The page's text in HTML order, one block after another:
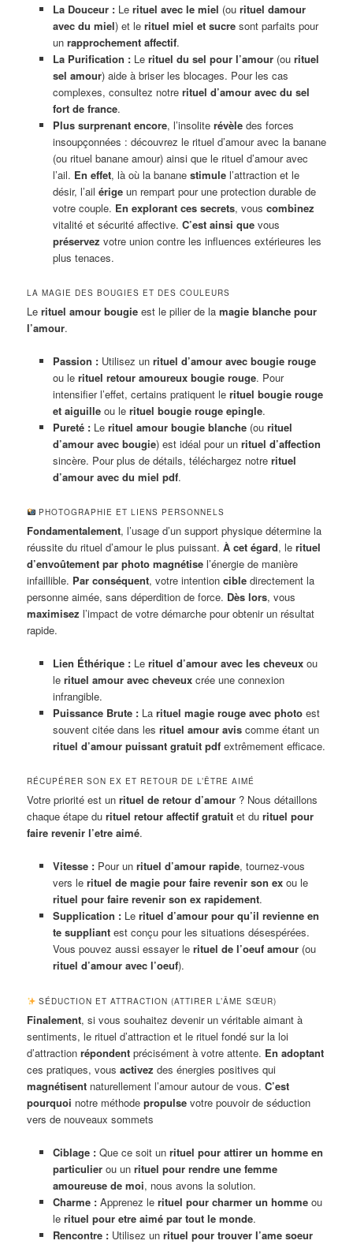
La Douceur :Le rituel avec le miel (ou rituel damour
avec du miel) et le rituel miel et sucresont parfaits pour
un rapprochement affectif.
La Purification :Le rituel du sel pour l’amour(ou rituel
sel amour) aide à briser les blocages. Pour les cas
complexes, consultez notre rituel d’amour avec du sel
fort de france.
Plus surprenant encore, l’insolite révèledes forces
insoupçonnées : découvrez le rituel d’amour avec la banane
(ou rituel banane amour) ainsi que le rituel d’amour avec
l’ail. En effet, là où la banane stimulel’attraction et le
désir, l’ail érigeun rempart pour une protection durable de
votre couple. En explorant ces secrets, vous combinez
vitalité et sécurité affective. C’est ainsi quevous
préservez votre union contre les influences extérieures les
plus tenaces.
LA MAGIE DES BOUGIES ET DES COULEURS
Lerituel amour bougie est le pilier de lamagie blanche pour
l’amour.
Passion :Utilisez un rituel d’amour avec bougie rouge
ou le rituel retour amoureux bougie rouge. Pour
intensifier l’effet, certains pratiquent le rituel bougie rouge
et aiguilleou le rituel bougie rouge epingle.
Pureté :Le rituel amour bougie blanche(ou rituel
d’amour avec bougie) est idéal pour un rituel d’affection
sincère. Pour plus de détails, téléchargez notre rituel
d’amour avec du miel pdf.
PHOTOGRAPHIE ET LIENS PERSONNELS
Fondamentalement, l’usage d’un support physique détermine la
réussite du rituel d’amour le plus puissant.À cet égard, lerituel
d’envoûtement par photo magnétise l’énergie de manière
infaillible. Par conséquent, votre intentioncible directement la
personne aimée, sans déperdition de force. Dès lors, vous
maximisez l’impact de votre démarche pour obtenir un résultat
rapide.
Lien Éthérique :Le rituel d’amour avec les cheveuxou
le rituel amour avec cheveuxcrée une connexion
infrangible.
Puissance Brute :La rituel magie rouge avec photoest
souvent citée dans les rituel amour aviscomme étant un
rituel d’amour puissant gratuit pdfextrêmement efficace.
RÉCUPÉRER SON EX ET RETOUR DE L’ÊTRE AIMÉ
Votre priorité est unrituel de retour d’amour ? Nous détaillons
chaque étape durituel retour affectif gratuit et durituel pour
faire revenir l’etre aimé.
Vitesse :Pour un rituel d’amour rapide, tournez-vous
vers le rituel de magie pour faire revenir son exou le
rituel pour faire revenir son ex rapidement.
Supplication :Le rituel d’amour pour qu’il revienne en
te suppliantest conçu pour les situations désespérées.
Vous pouvez aussi essayer le rituel de l’oeuf amour(ou
rituel d’amour avec l’oeuf).
SÉDUCTION ET ATTRACTION (ATTIRER L’ÂME SŒUR)
Finalement, si vous souhaitez devenir un véritable aimant à
sentiments, le rituel d’attraction et le rituel fondé sur la loi
d’attractionrépondent précisément à votre attente. En adoptant
ces pratiques, vousactivez des énergies positives qui
magnétisent naturellement l’amour autour de vous.C’est
pourquoi notre méthodepropulse votre pouvoir de séduction
vers de nouveaux sommets
Ciblage :Que ce soit un rituel pour attirer un homme en
particulierou un rituel pour rendre une femme
amoureuse de moi, nous avons la solution.
Charme :Apprenez le rituel pour charmer un hommeou
le rituel pour etre aimé par tout le monde.
Rencontre :Utilisez un rituel pour trouver l’ame soeur